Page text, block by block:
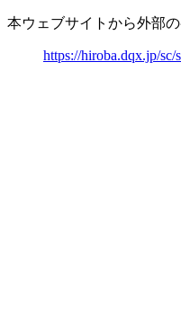
本ウェブサイトから外部
https://hiroba.dqx.jp/sc/